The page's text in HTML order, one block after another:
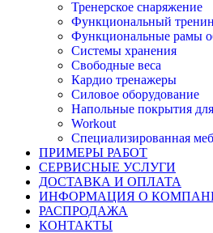
Тренерское снаряжение
Функциональный
Функциональные рамы
Системы хранения
Свободные веса
Кардио тренажеры
Силовое оборудование
Напольные покрытия для
Workout
Специализированная
ПРИМЕРЫ РАБОТ
СЕРВИСНЫЕ УСЛУГИ
ДОСТАВКА И ОПЛАТА
ИНФОРМАЦИЯ О
РАСПРОДАЖА
КОНТАКТЫ